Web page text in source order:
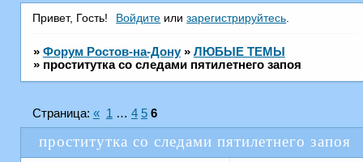
Привет, Гость! Войдите илизарегистрируйтесь
» Форум Ростов-на-Дону » ЛЮБЫЕ ТЕМЫ
» проститутка со следами пятилетнего запоя
проститутка со следами пятилетнего запоя
Страница: « 1 … 4 5 6